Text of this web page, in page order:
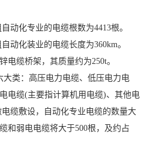
化专业的电缆根数为4413根。
化装业的电缆长度为360km。
缆桥架，其质量约为250t。
类：高压电力电缆、低压电力电
电缆(主要指计算机用电缆)、其他电
缆敷设，自动化专业电缆的数量大
和弱电电缆将大于500根，及约占